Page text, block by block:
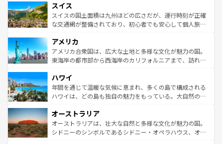
れる地方に足を運ぶとそれぞれで全く異なる文化を体験で
きるだろう。 なお、新着のフランス情報はコンテンツ一覧
を参照してほしい。
は、お酒好きな人にはぜひ体験してほしい。 なお、新着の
ドイツ情報はコンテンツ一覧を参照してほしい。
リアごとに異なる魅力がある。また、優雅なアフタヌーン
ティー、ビール好きにはたまらない英国パブ、サッカー観
戦など、本場だからこそできる体験も豊富。イギリスを旅
ンツ一覧を参照してほしい。
スイス
スイスの国土面積は九州ほどの広さだが、運行時刻が正確
な交通網が整備されており、初心者でも安心して個人旅行
の建物がそのまま残る町や、スイスならではのユニークな
博物館もあり、アルプス観光だけでなく町歩きも満喫する
ことができる。国民の所得が高いため物価も高いが、旅行
ば市内交通費無料で観光を楽しむこともできる。 なお、新
着のスイス情報はコンテンツ一覧 を参照してほしい。
アメリカ
アメリカ合衆国は、広大な土地と多様な文化が魅力の国。
東海岸の都市部から西海岸のカリフォルニアまで、訪れる
のような巨大都市は、観光、ショッピング、エンターテイ
ンメントが詰まった刺激的なスポットだ。一方、アメリカ
西部には大自然が広がり、グランドキャニオンやイエロー
部のニューオーリンズでは、音楽と美食が融合した独特の
文化が魅力。旅行者はアメリカの各地域で異なる魅力を楽
しみながら、その多様性と豊かな歴史を感じることができ
ハワイ
年間を通じて温暖な気候に恵まれ、多くの島で構成される
ハワイは、どの島も独自の魅力をもっている。大自然の神
ワイ島は見逃せない。また、定番の観光地といえばオアフ
島だが、静かな自然を求めるならマウイ島やカウアイ島が
おすすめ。エメラルドグリーンに輝く海をはじめ、豊かな
オーストラリア
オーストラリアは、壮大な自然と多様な文化が魅力の国。
シドニーのシンボルであるシドニー・オペラハウス、オー